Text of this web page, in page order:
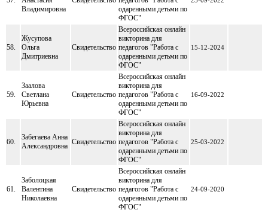
Владимировна
одаренными детьми по
ФГОС"
58.
Жусупова
Ольга
Дмитриевна
Свидетельство
Всероссийская онлайн
викторина для
педагогов "Работа с
одаренными детьми по
ФГОС"
15-12-2024
59.
Заалова
Светлана
Юрьевна
Свидетельство
Всероссийская онлайн
викторина для
педагогов "Работа с
одаренными детьми по
ФГОС"
16-09-2022
60.
Забегаева Анна
Александровна Свидетельство
Всероссийская онлайн
викторина для
педагогов "Работа с
одаренными детьми по
ФГОС"
25-03-2022
61.
Заболоцкая
Валентина
Николаевна
Свидетельство
Всероссийская онлайн
викторина для
педагогов "Работа с
одаренными детьми по
ФГОС"
24-09-2020